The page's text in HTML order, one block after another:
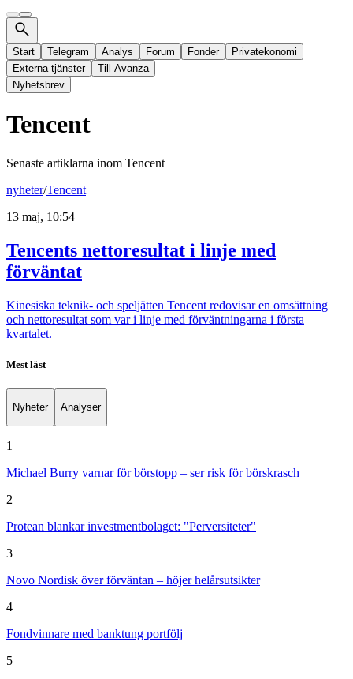
Start Telegram Analys Forum Fonder
Privatekonomi
Externa tjänster
Till Avanza
Nyhetsbrev
Tencent
Senaste artiklarna inom Tencent
nyheter/Tencent
13 maj, 10:54
Tencents nettoresultat i linje med
förväntat
Kinesiska teknik- och speljätten Tencent redovisar en omsättning
och nettoresultat som var i linje med förväntningarna i första
kvartalet.
Mest läst
Nyheter Analyser
1
Michael Burry varnar för börstopp – ser risk för börskrasch
2
Protean blankar investmentbolaget: "Perversiteter"
3
Novo Nordisk över förväntan – höjer helårsutsikter
4
Fondvinnare med banktung portfölj
5